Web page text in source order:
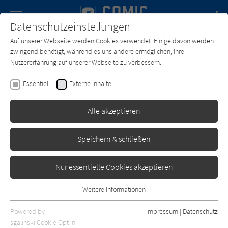
SUCHE Forum Charts Newsletter
Text: Rob Guillory Zeichner: Rob Guillory
Farmhand - Band 2: Der
Dorn im Auge (Softcover)
Skinless Crow
Datenschutzeinstellungen
Auf unserer Webseite werden Cookies verwendet. Einige davon werden
zwingend benötigt, während es uns andere ermöglichen, Ihre
Nutzererfahrung auf unserer Webseite zu verbessern.
Essentiell Externe Inhalte
Alle akzeptieren
Speichern & schließen
Nur essentielle Cookies akzeptieren
Essentielle Cookies werden für grundlegende Funktionen der
Webseite benötigt. Dadurch ist gewährleistet, dass die Webseite
Weitere Informationen
Powered by
sgalinski Cookie Opt In
Impressum | Datenschutz